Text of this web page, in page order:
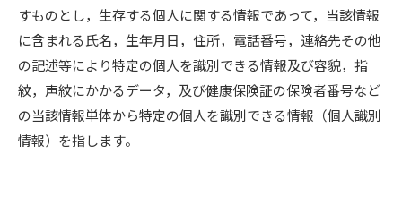
すものとし，生存する個人に関する情報であって，当該情報
に含まれる氏名，生年月日，住所，電話番号，連絡先その他
の記述等により特定の個人を識別できる情報及び容貌，指
紋，声紋にかかるデータ，及び健康保険証の保険者番号など
の当該情報単体から特定の個人を識別できる情報（個人識別
情報）を指します。